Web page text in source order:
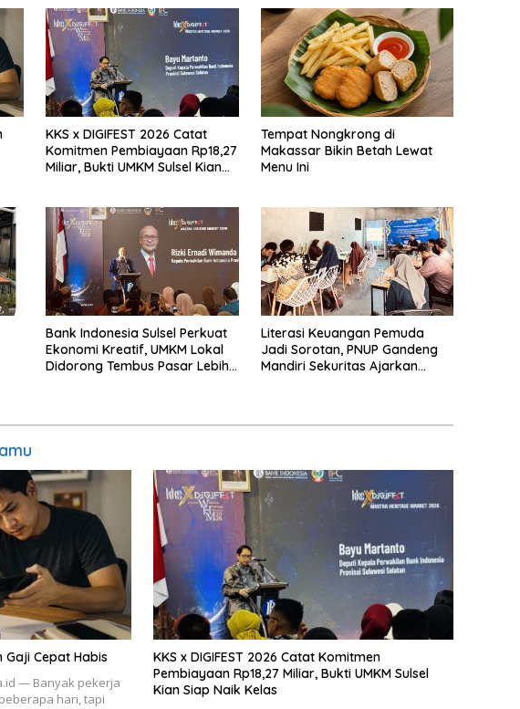
KKS x DIGIFEST 2026 Catat
Komitmen Pembiayaan Rp18,27
Miliar, Bukti UMKM Sulsel Kian
Tempat Nongkrong di
Makassar Bikin Betah Lewat
Menu Ini
Bank Indonesia Sulsel Perkuat
Ekonomi Kreatif, UMKM Lokal
Didorong Tembus Pasar Lebih
Literasi Keuangan Pemuda
Jadi Sorotan, PNUP Gandeng
Mandiri Sekuritas Ajarkan
Gaji Cepat Habis
— Banyak pekerja
hari, tapi
KKS x DIGIFEST 2026 Catat Komitmen
Pembiayaan Rp18,27 Miliar, Bukti UMKM Sulsel
Kian Siap Naik Kelas